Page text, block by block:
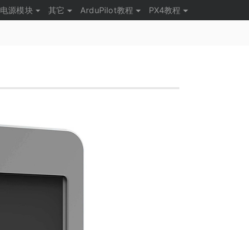
电源模块 其它 ArduPilot教程 PX4教程